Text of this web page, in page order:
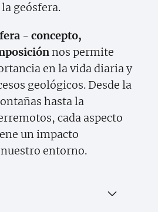
geósfera.
- concepto,
nos permite
en la vida diaria y
geológicos. Desde la
hasta la
cada aspecto
un impacto
entorno.